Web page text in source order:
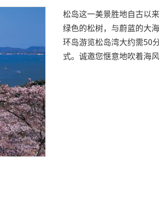
松岛这一美景胜地自古以
绿色的松树，与蔚蓝的大
环岛游览松岛湾大约需50
式。诚邀您惬意地吹着海